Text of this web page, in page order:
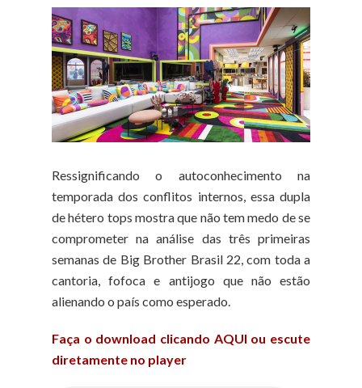
Ressignificando o autoconhecimento na
temporada dos conflitos internos, essa dupla
de hétero tops mostra que não tem medo de se
comprometer na análise das três primeiras
semanas de Big Brother Brasil 22, com toda a
cantoria, fofoca e antijogo que não estão
alienando o país como esperado.
Faça o download clicando AQUI ou escute
diretamente no player